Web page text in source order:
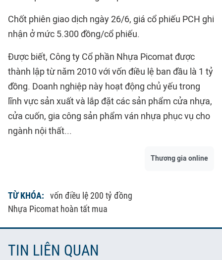
Chốt phiên giao dịch ngày 26/6, giá cổ phiếu PCH ghi
nhận ở mức 5.300 đồng/cổ phiếu.
Được biết, Công ty Cổ phần Nhựa Picomat được
thành lập từ năm 2010 với vốn điều lệ ban đầu là 1 tỷ
đồng. Doanh nghiệp này hoạt động chủ yếu trong
lĩnh vực sản xuất và lắp đặt các sản phẩm cửa nhựa,
cửa cuốn, gia công sản phẩm ván nhựa phục vụ cho
ngành nội thất...
Thương gia online
TỪ KHÓA:
vốn điều lệ 200 tỷ đồng
Nhựa Picomat hoàn tất mua
TIN LIÊN QUAN